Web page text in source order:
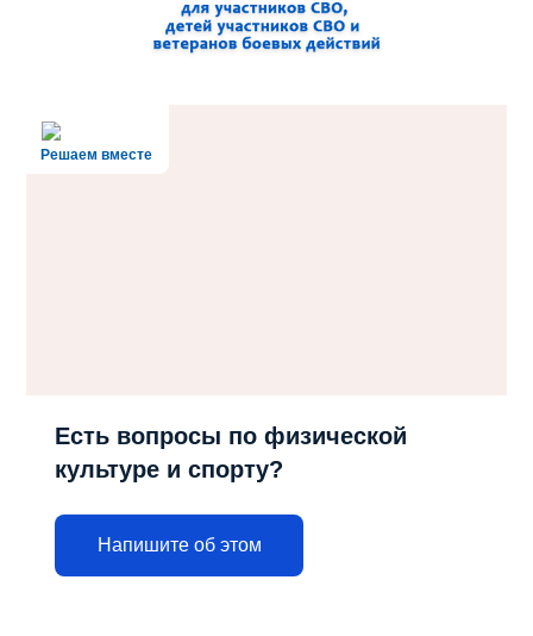
Решаем вместе
Есть вопросы по физической
культуре и спорту?
Напишите об этом